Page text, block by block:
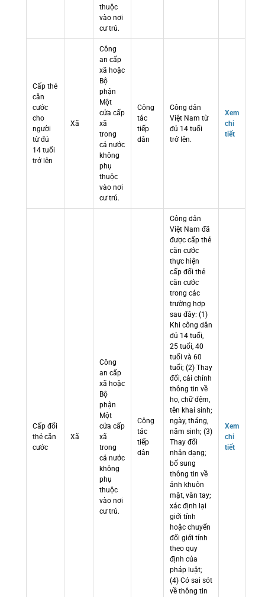
thuộc
vào nơi
cư trú.
Cấp thẻ
căn
cước
cho
người
từ đủ
14 tuổi
trở lên
Xã
Công
an cấp
xã hoặc
Bộ
phận
Một
cửa cấp
xã
trong
cả nước
không
phụ
thuộc
vào nơi
cư trú.
Công
tác
tiếp
dân
Công dân
Việt Nam từ
đủ 14 tuổi
trở lên.
Xem
chi
tiết
Cấp đổi
thẻ căn
cước
Xã
Công
an cấp
xã hoặc
Bộ
phận
Một
cửa cấp
xã
trong
cả nước
không
phụ
thuộc
vào nơi
cư trú.
Công
tác
tiếp
dân
Công dân
Việt Nam đã
được cấp thẻ
căn cước
thực hiện
cấp đổi thẻ
căn cước
trong các
trường hợp
sau đây: (1)
Khi công dân
đủ 14 tuổi,
25 tuổi, 40
tuổi và 60
tuổi; (2) Thay
đổi, cải chính
thông tin về
họ, chữ đệm,
tên khai sinh;
ngày, tháng,
năm sinh; (3)
Thay đổi
nhân dạng;
bổ sung
thông tin về
ảnh khuôn
mặt, vân tay;
xác định lại
giới tính
hoặc chuyển
đổi giới tính
theo quy
định của
pháp luật;
(4) Có sai sót
về thông tin
Xem
chi
tiết